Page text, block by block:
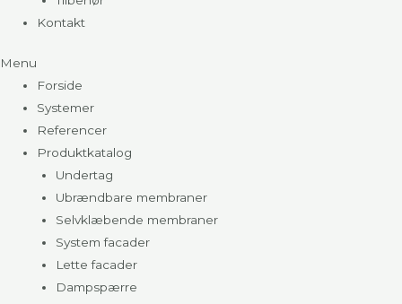
Kontakt
Menu
Forside
Systemer
Referencer
Produktkatalog
Undertag
Ubrændbare membraner
Selvklæbende membraner
System facader
Lette facader
Dampspærre